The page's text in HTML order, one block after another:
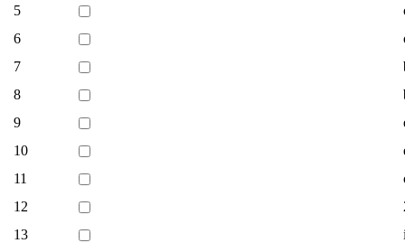
5
6
7
8
9
10
11
12
13